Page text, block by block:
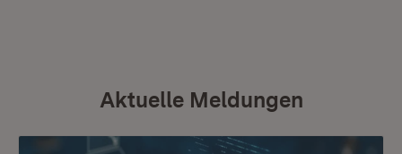
Aktuelle Meldungen